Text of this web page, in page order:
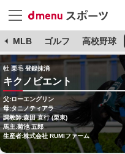
MLB ゴルフ 高校野球
牡 栗毛 登録抹消
キクノビエント
父:ローエングリン
母:タニノティアラ
調教師:森田 直行 (栗東)
馬主:菊池 五郎
生産者:株式会社 RUMIファーム